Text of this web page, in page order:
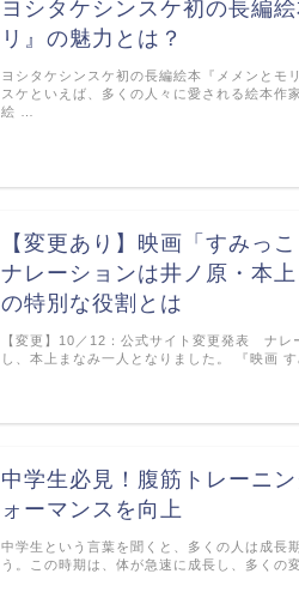
ヨシタケシンスケ初の長編
リ』の魅力とは？
ヨシタケシンスケ初の長編絵本『メメンとモ
スケといえば、多くの人々に愛される絵本作
絵 …
【変更あり】映画「すみっ
ナレーションは井ノ原・本
の特別な役割とは
【変更】10／12：公式サイト変更発表 ナレ
し、本上まなみ一人となりました。 『映画
中学生必見！腹筋トレーニ
ォーマンスを向上
中学生という言葉を聞くと、多くの人は成長
う。この時期は、体が急速に成長し、多くの